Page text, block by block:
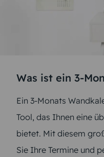
Was ist ein 3-
Ein 3-Monats
Tool, das Ihnen eine
bietet. Mit diesem
Sie Ihre Termine und